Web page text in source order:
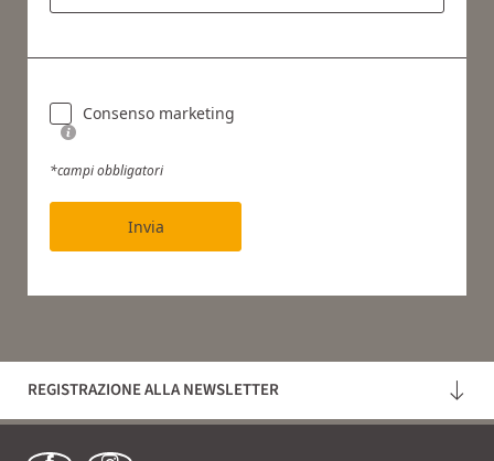
Consenso marketing
*campi obbligatori
Invia
REGISTRAZIONE ALLA NEWSLETTER